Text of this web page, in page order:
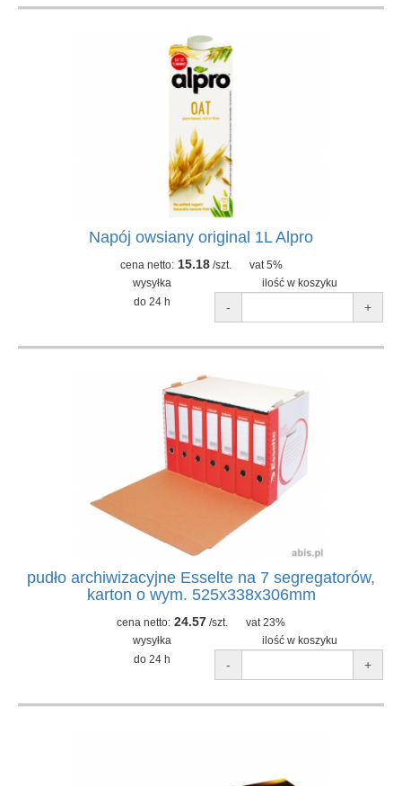
Napój owsiany original 1L Alpro
cena netto: 15.18/szt.
vat 5%
wysyłka
ilość w koszyku
do 24 h
- +
pudło archiwizacyjne Esselte na 7 segregatorów,
karton o wym. 525x338x306mm
cena netto: 24.57 /szt.
vat 23%
wysyłka
ilość w koszyku
do 24 h
- +